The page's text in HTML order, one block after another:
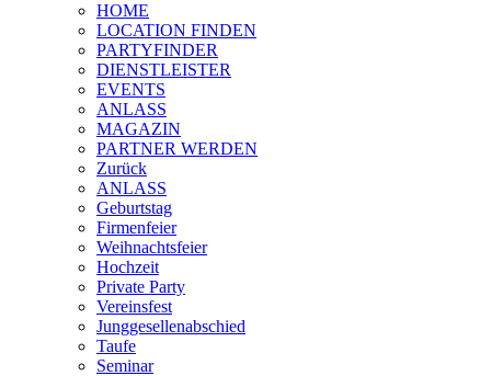
HOME
LOCATION FINDEN
PARTYFINDER
DIENSTLEISTER
EVENTS
ANLASS
MAGAZIN
PARTNER WERDEN
Zurück
ANLASS
Geburtstag
Firmenfeier
Weihnachtsfeier
Hochzeit
Private Party
Vereinsfest
Junggesellenabschied
Taufe
Seminar